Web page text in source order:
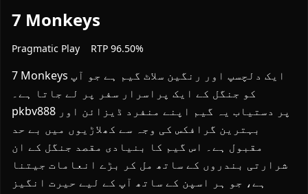
7 Monkeys
Pragmatic Play RTP 96.50%
7 Monkeys ایک دلچسپ اور رنگین سلاٹ گیم ہے جو آپ
کو جنگل کے ایک پراسرار سفر پر لے جاتا ہے۔
pkbv888 پر دستیاب یہ گیم اپنے منفرد ڈیزائن اور
بہترین گرافکس کی وجہ سے کھلاڑیوں میں بے حد
مقبول ہے۔ اس گیم کا بنیادی مقصد جنگل کے ان
شرارتی بندروں کے ساتھ مل کر بڑے انعامات جیتنا
ہے، جو ہر اسپن کے ساتھ آپ کے لیے حیرت انگیز